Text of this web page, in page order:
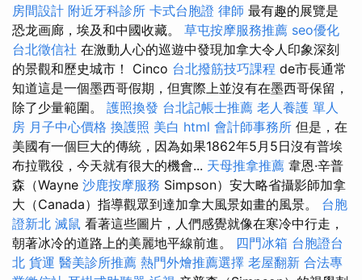
房間設計 附近牙科診所 卡式台胞證 律師 最有趣的展覽是
恐龙画廊，埃及和中國收藏。 草屯按摩服務推薦 seo優化
台北徵信社 在激動人心的巡遊中發現加拿大令人印象深刻
的景觀和歷史城市！ Cinco 台北撥筋技巧課程 de市長通常
知道這是一個墨西哥假期，但實際上並沒有在墨西哥保留，
除了少量範圍。 護照換發 台北記帳士推薦 老人養護 單人
房 月子中心價格 換護照 美白 html 會計師事務所 但是，在
美國有一個巨大的傳統，因為如果1862年5月5日沒有普埃
布拉戰役，今天就有很大的機會... 天母推拿推薦 韋恩·辛普
森（Wayne 沙鹿按摩服務 Simpson）安大略省攝影師加拿
大（Canada）指導觀眾到達加拿大風景如畫的風景。 台胞
證新北 滅鼠 看著這些圖片，人們感覺就像在寒冷中行走，
朝著冰冷的道路上的美麗地平線前進。 四門冰箱 台胞證台
北 貨運 醫美診所推薦 熱門外燴推薦選擇 老屋翻新 合法專